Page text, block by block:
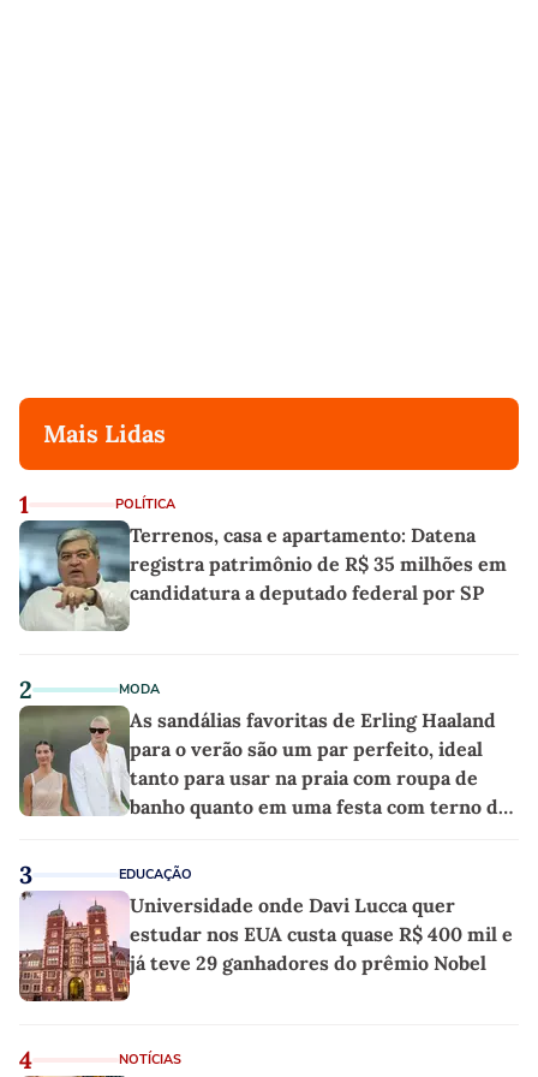
Mais Lidas
1 POLÍTICA
Terrenos, casa e apartamento: Datena
registra patrimônio de R$ 35 milhões em
candidatura a deputado federal por SP
2 MODA
As sandálias favoritas de Erling Haaland
para o verão são um par perfeito, ideal
tanto para usar na praia com roupa de
banho quanto em uma festa com terno de
3 EDUCAÇÃO
Universidade onde Davi Lucca quer
estudar nos EUA custa quase R$ 400 mil e
já teve 29 ganhadores do prêmio Nobel
4 NOTÍCIAS